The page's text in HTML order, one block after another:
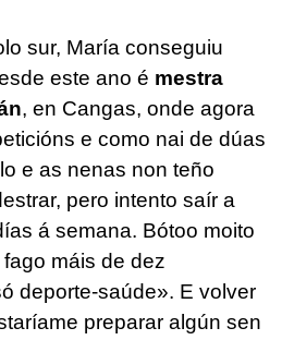
sur, María conseguiu
este ano é mestra
, en Cangas, onde agora
e como nai de dúas
e as nenas non teño
pero intento saír a
á semana. Bótoo moito
máis de dez
deporte-saúde». E volver
preparar algún sen